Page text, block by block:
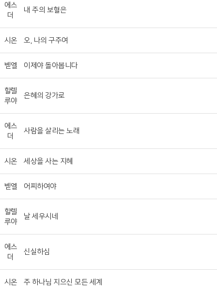
에스
더
내 주의 보혈은
시온 오, 나의 구주여
벧엘 이제야 돌아봅니다
할렐
루야
은혜의 강가로
에스
더
사람을 살리는 노래
시온 세상을 사는 지혜
벧엘 어찌하여야
할렐
루야
날 세우시네
에스
더
신실하심
시온 주 하나님 지으신 모든 세계